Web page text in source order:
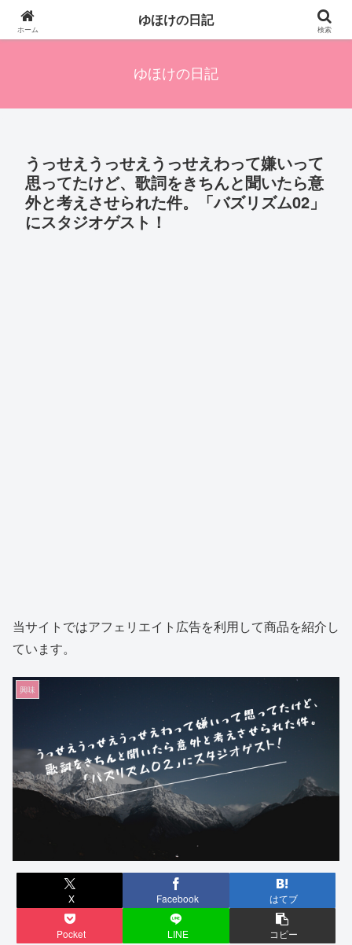
四人の子を持つ母のズボラ生活備忘録です。興味のあることアレやコレ、色々
発信します。
ゆほけの日記
うっせえうっせえうっせえわって嫌いって
思ってたけど、歌詞をきちんと聞いたら意
外と考えさせられた件。「バズリズム02」
にスタジオゲスト！
当サイトではアフェリエイト広告を利用して商品を紹介し
ています。
興味
X Facebook はてブ
Pocket LINE コピー
ホーム
ゆほけの日記
検索